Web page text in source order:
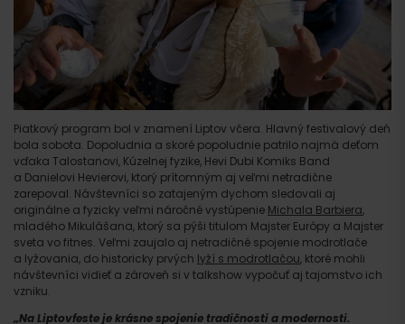
Piatkový program bol v znamení Liptov včera. Hlavný festivalový deň
bola sobota. Dopoludnia a skoré popoludnie patrilo najmä deťom
vďaka Talostanovi, Kúzelnej fyzike, Hevi Dubi Komiks Band
a Danielovi Hevierovi, ktorý prítomným aj veľmi netradične
zarepoval. Návštevníci so zatajeným dychom sledovali aj
originálne a fyzicky veľmi náročné vystúpenie Michala Barbiera,
mladého Mikulášana, ktorý sa pýši titulom Majster Európy a Majster
sveta vo fitnes. Veľmi zaujalo aj netradičné spojenie modrotlače
a lyžovania, do historicky prvých lyží s modrotlačou, ktoré mohli
návštevníci vidieť a zároveň si v talkshow vypočuť aj tajomstvo ich
vzniku.
„Na Liptovfeste je krásne spojenie tradičnosti a modernosti.